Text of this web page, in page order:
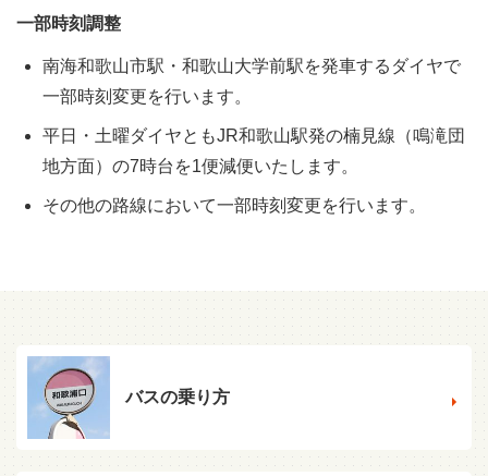
一部時刻調整
南海和歌山市駅・和歌山大学前駅を発車するダイヤで
一部時刻変更を行います。
平日・土曜ダイヤともJR和歌山駅発の楠見線（鳴滝団
地方面）の7時台を1便減便いたします。
その他の路線において一部時刻変更を行います。
バスの乗り方